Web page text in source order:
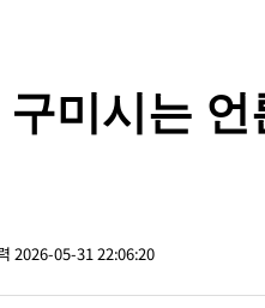
미시는
2026-05-31 22:06:20